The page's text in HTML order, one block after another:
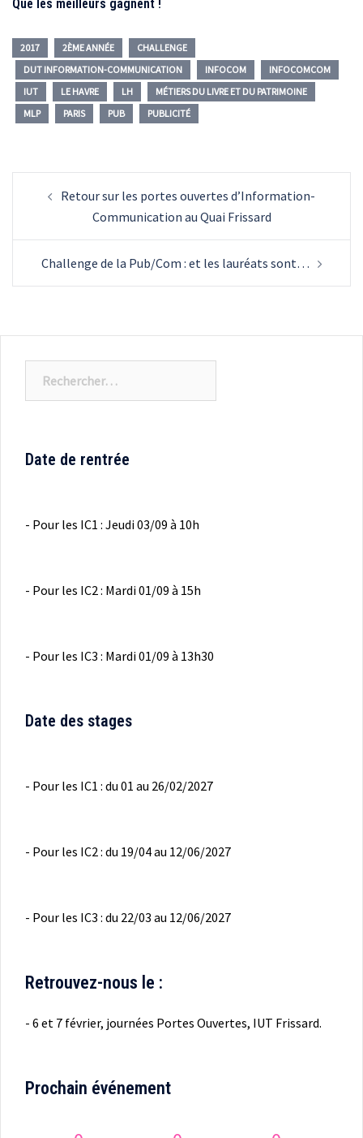
Que les meilleurs gagnent !
2017 2ÈME ANNÉE
CHALLENGE
DUT INFORMATION-COMMUNICATION
INFOCOM
INFOCOMCOM
IUT
LE HAVRE LH
MÉTIERS DU LIVRE ET DU PATRIMOINE
MLP
PARIS PUB PUBLICITÉ
d’articleRetour sur les portes ouvertes d’Information-
Communication au Quai Frissard
Challenge de la Pub/Com : et les lauréats sont…
Date de rentrée
- Pour les IC1 : Jeudi 03/09 à 10h
- Pour les IC2 : Mardi 01/09 à 15h
- Pour les IC3 : Mardi 01/09 à 13h30
Date des stages
- Pour les IC1 : du 01 au 26/02/2027
- Pour les IC2 : du 19/04 au 12/06/2027
- Pour les IC3 : du 22/03 au 12/06/2027
Retrouvez-nous le :
- 6 et 7 février, journées Portes Ouvertes, IUT Frissard.
Prochain événement